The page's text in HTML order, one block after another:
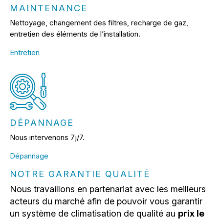
MAINTENANCE
Nettoyage, changement des filtres, recharge de gaz,
entretien des éléments de l’installation.
Entretien
DÉPANNAGE
Nous intervenons 7j/7.
Dépannage
NOTRE GARANTIE QUALITÉ
Nous travaillons en partenariat avec les meilleurs
acteurs du marché afin de pouvoir vous garantir
un système de climatisation de qualité au prix le